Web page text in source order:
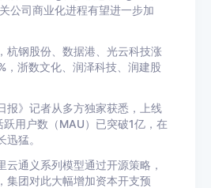
公司商业化进程有望进一步加
杭钢股份、数据港、光云科技涨
，浙数文化、润泽科技、润建股
报》记者从多方独家获悉，上线
用户数（MAU）已突破1亿，在
猛。
云通义系列模型通过开源策略，
集团对此大幅增加资本开支预